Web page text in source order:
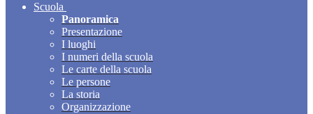
Scuola
Panoramica
Presentazione
I luoghi
I numeri della scuola
Le carte della scuola
Le persone
La storia
Organizzazione